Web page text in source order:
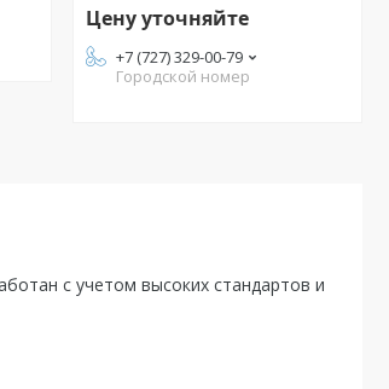
Цену уточняйте
+7 (727) 329-00-79
Городской номер
с учетом высоких стандартов и